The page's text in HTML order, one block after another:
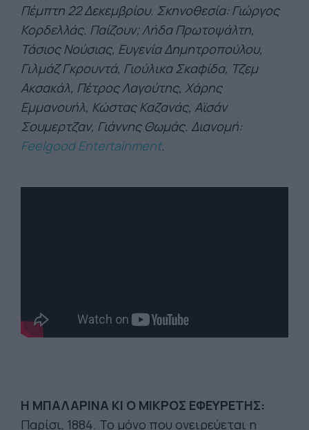
Πέμπτη 22 Δεκεμβρίου. Σκηνοθεσία: Γιώργος
Κορδελλάς. Παίζουν; Λήδα Πρωτοψάλτη,
Τάσιος Νούσιας, Ευγενία Δημητροπούλου,
Γιλμάζ Γκρουντά, Γιούλικα Σκαφίδα, Τζεμ
Ακσακάλ, Πέτρος Λαγούτης, Χάρης
Εμμανουήλ, Κώστας Καζανάς, Αϊσάν
Σουμερτζαν, Γιάννης Θωμάς. Διανομή:
Feelgood Entertainment.
Η ΜΠΑΛΑΡΙΝΑ ΚΙ Ο ΜΙΚΡΟΣ ΕΦΕΥΡΕΤΗΣ:
Παρίσι, 1884. Το μόνο που ονειρεύεται η